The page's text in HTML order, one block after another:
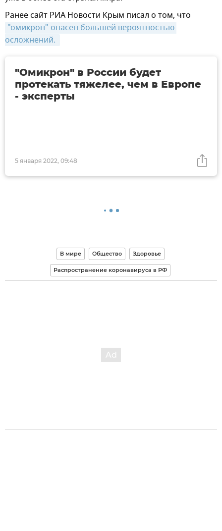
Ранее сайт РИА Новости Крым писал о том, что
"омикрон" опасен большей вероятностью
осложнений.
5 января 2022, 09:48
"Омикрон" в России будет
протекать тяжелее, чем в Европе
- эксперты
В мире Общество Здоровье
Распространение коронавируса в РФ